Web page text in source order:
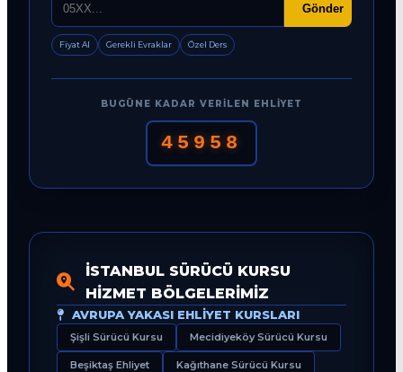
Gönder
Fiyat Al Gerekli Evraklar Özel Ders
BUGÜNE KADAR VERILEN EHLIYET
45958
İSTANBUL SÜRÜCÜ KURSU
HIZMET BÖLGELERIMIZ
AVRUPA YAKASI EHLIYET KURSLARI
Şişli Sürücü Kursu Mecidiyeköy Sürücü Kursu
Beşiktaş Ehliyet Kağıthane Sürücü Kursu